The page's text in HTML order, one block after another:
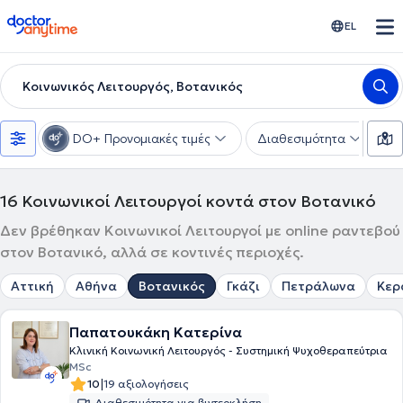
doctoranytime EL
Κοινωνικός Λειτουργός, Βοτανικός
DO+ Προνομιακές τιμές Διαθεσιμότητα
16 Κοινωνικοί Λειτουργοί κοντά στον Βοτανικό
Δεν βρέθηκαν Κοινωνικοί Λειτουργοί με online ραντεβού
στον Βοτανικό, αλλά σε κοντινές περιοχές.
Αττική Αθήνα Βοτανικός Γκάζι Πετράλωνα
Παπατουκάκη Κατερίνα
Κλινική Κοινωνική Λειτουργός - Συστημική Ψυχοθεραπεύτρια
MSc
10|19 αξιολογήσεις